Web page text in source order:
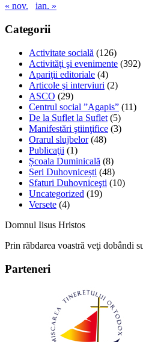
« nov.
ian. »
Categorii
Activitate socială (126)
Activităţi şi evenimente (392)
Apariţii editoriale (4)
Articole şi interviuri (2)
ASCO (29)
Centrul social ”Agapis” (11)
De la Suflet la Suflet (5)
Manifestări ştiinţifice (3)
Orarul slujbelor(48)
Publicaţii (1)
Școala Duminicală (8)
Seri Duhovnicești (48)
Sfaturi Duhovniceşti (10)
Uncategorized (19)
Versete (4)
Domnul Iisus Hristos
Prin răbdarea voastră veţi dobândi
Parteneri